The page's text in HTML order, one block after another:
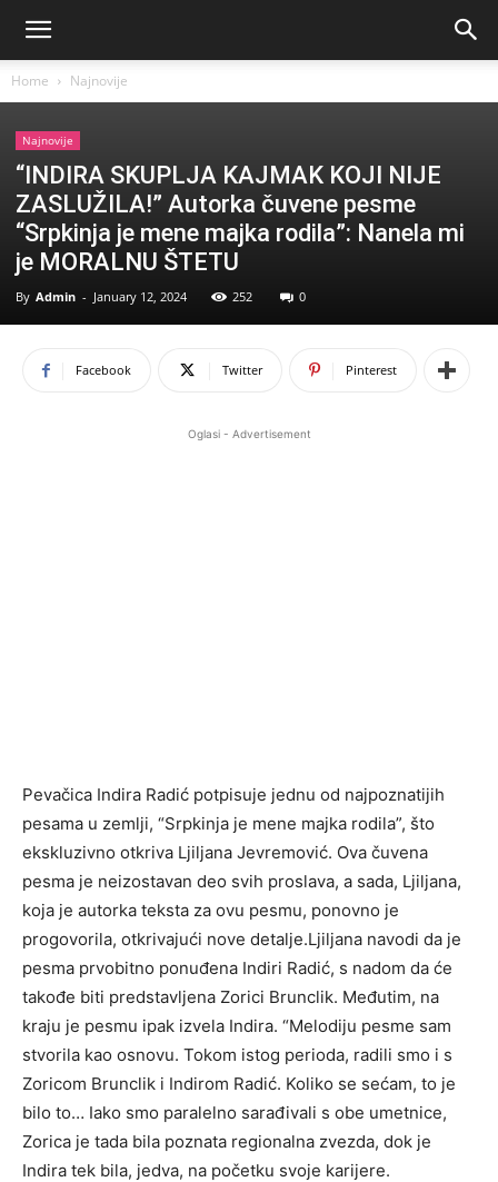
Home Najnovije
Najnovije
“INDIRA SKUPLJA KAJMAK KOJI NIJE
ZASLUŽILA!” Autorka čuvene pesme
“Srpkinja je mene majka rodila”: Nanela mi
je MORALNU ŠTETU
By Admin - January 12, 2024 252 0
Facebook Twitter Pinterest
Oglasi - Advertisement
Pevačica Indira Radić potpisuje jednu od najpoznatijih
pesama u zemlji, “Srpkinja je mene majka rodila”, što
ekskluzivno otkriva Ljiljana Jevremović. Ova čuvena
pesma je neizostavan deo svih proslava, a sada, Ljiljana,
koja je autorka teksta za ovu pesmu, ponovno je
progovorila, otkrivajući nove detalje.Ljiljana navodi da je
pesma prvobitno ponuđena Indiri Radić, s nadom da će
takođe biti predstavljena Zorici Brunclik. Međutim, na
kraju je pesmu ipak izvela Indira. “Melodiju pesme sam
stvorila kao osnovu. Tokom istog perioda, radili smo i s
Zoricom Brunclik i Indirom Radić. Koliko se sećam, to je
bilo to… Iako smo paralelno sarađivali s obe umetnice,
Zorica je tada bila poznata regionalna zvezda, dok je
Indira tek bila, jedva, na početku svoje karijere.